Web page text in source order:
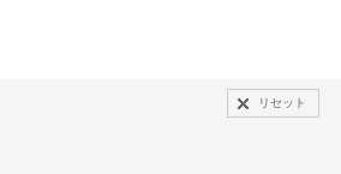
リセット